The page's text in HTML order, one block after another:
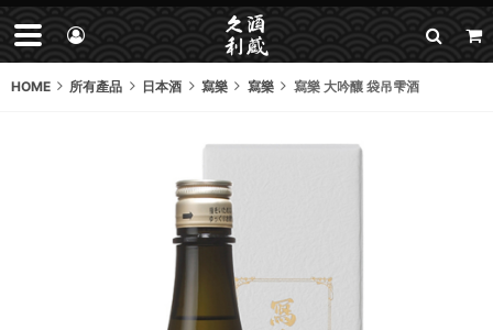
HOME 所有產品 日本酒 寫樂 寫樂 寫樂 大吟釀 袋吊雫酒